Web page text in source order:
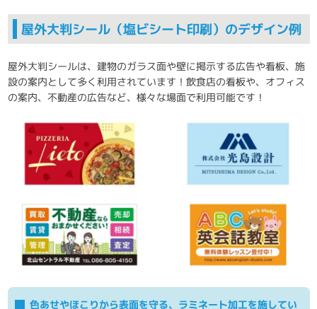
屋外大判シール（塩ビシート印刷）のデザイン例
屋外大判シールは、建物のガラス面や壁に掲示する広告や看板、施
設の案内として多く利用されています！飲食店の看板や、オフィス
の案内、不動産の広告など、様々な場面で利用可能です！
色あせやほこりから表面を守る、ラミネート加工を施してい